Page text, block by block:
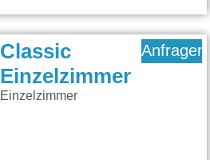
Classic
Einzelzimmer
Einzelzimmer
Anfragen